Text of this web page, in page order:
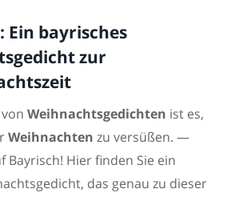
Ein bayrisches
zur
Weihnachtsgedichten ist es,
Weihnachten zu versüßen. —
Bayrisch! Hier finden Sie ein
das genau zu dieser